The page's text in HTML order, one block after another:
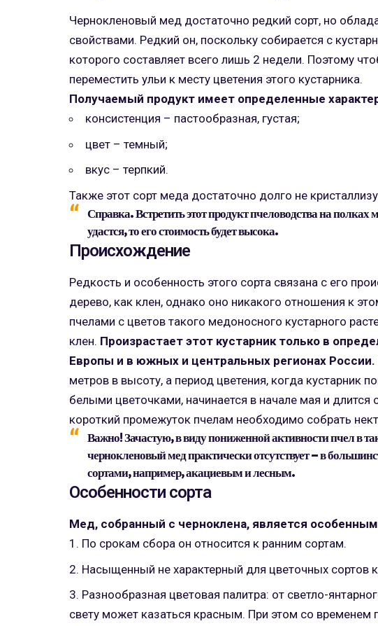
Чернокленовый мед достаточно редкий сорт, но
свойствами. Редкий он, поскольку собирается с
которого составляет всего лишь 2 недели. Поэтому
переместить ульи к месту цветения этого кустарника.
Получаемый продукт имеет определенные
консистенция – пастообразная, густая;
цвет – темный;
вкус – терпкий.
Также этот сорт меда достаточно долго не
Справка.Встретить этот продукт пчеловодства на
удастся, то его стоимость будет высока.
Происхождение
Редкость и особенность этого сорта связана с его
дерево, как клен, однако оно никакого отношения к
пчелами с цветов такого медоносного кустарного
клен. Произрастает этот кустарник только в
Европы и в южных и центральных регионах России.
метров в высоту, а период цветения, когда кустарник
белыми цветочками, начинается в начале мая и
короткий промежуток пчелам необходимо собрать
Важно!Зачастую, в виду пониженной активности пчел в
чернокленовый мед практически отсутствует – в
сортами, например, акациевым и лесным.
Особенности сорта
Мед, собранный с черноклена, является
По срокам сбора он относится к ранним сортам.
Насыщенный не характерный для цветочных сортов
Разнообразная цветовая палитра: от светло-
свету может казаться красным. При этом со временем